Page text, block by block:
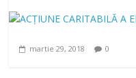
martie 29, 2018 0